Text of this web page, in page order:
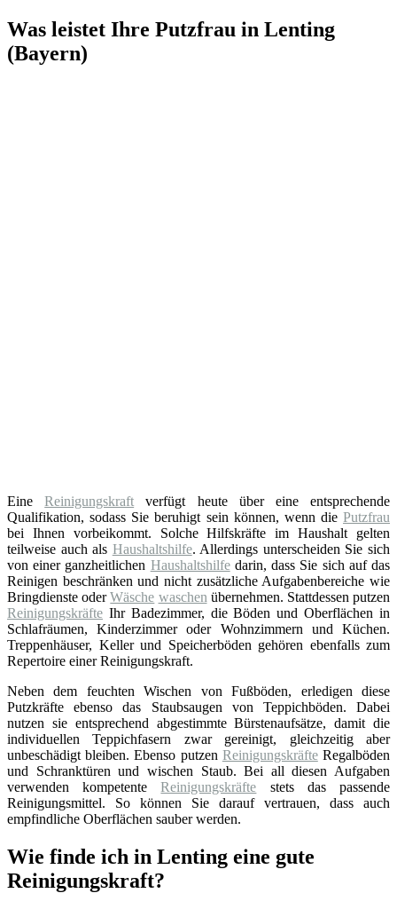
Was leistet Ihre Putzfrau in Lenting
(Bayern)
EineReinigungskraft verfügt heute über eine entsprechende
Qualifikation, sodass Sie beruhigt sein können, wenn die Putzfrau
bei Ihnen vorbeikommt. Solche Hilfskräfte im Haushalt gelten
teilweise auch als Haushaltshilfe. Allerdings unterscheiden Sie sich
von einer ganzheitlichen Haushaltshilfedarin, dass Sie sich auf das
Reinigen beschränken und nicht zusätzliche Aufgabenbereiche wie
Bringdienste oderWäsche waschen übernehmen. Stattdessen putzen
Reinigungskräfte Ihr Badezimmer, die Böden und Oberflächen in
Schlafräumen, Kinderzimmer oder Wohnzimmern und Küchen.
Treppenhäuser, Keller und Speicherböden gehören ebenfalls zum
Repertoire einer Reinigungskraft.
Neben dem feuchten Wischen von Fußböden, erledigen diese
Putzkräfte ebenso das Staubsaugen von Teppichböden. Dabei
nutzen sie entsprechend abgestimmte Bürstenaufsätze, damit die
individuellen Teppichfasern zwar gereinigt, gleichzeitig aber
unbeschädigt bleiben. Ebenso putzen ReinigungskräfteRegalböden
und Schranktüren und wischen Staub. Bei all diesen Aufgaben
verwenden kompetenteReinigungskräfte stets das passende
Reinigungsmittel. So können Sie darauf vertrauen, dass auch
empfindliche Oberflächen sauber werden.
Wie finde ich in Lenting eine gute
Reinigungskraft?